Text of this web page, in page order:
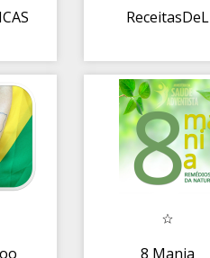
ReceitasDeL
8 Mania